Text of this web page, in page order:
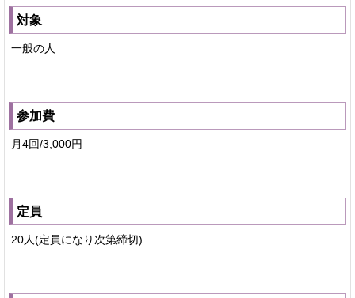
対象
一般の人
参加費
月4回/3,000円
定員
20人(定員になり次第締切)